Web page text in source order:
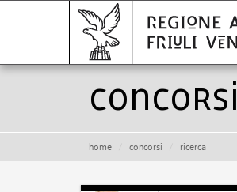
Concorsi
home concorsi ricerca